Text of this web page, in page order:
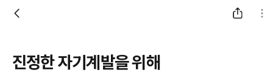
진정한 자기계발을 위해